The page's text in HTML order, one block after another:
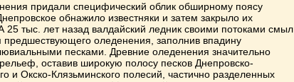
придали специфический облик обширному поясу
обнажило известняки и затем закрыло их
25 тыс. лет назад валдайский ледник своими потоками смыл
предшествующего оледенения, заполнив впадину
песками. Древние оледенения значительно
оставив широкую полосу песков Днепровско-
и Окско-Клязьминского полесий, частично разделенных